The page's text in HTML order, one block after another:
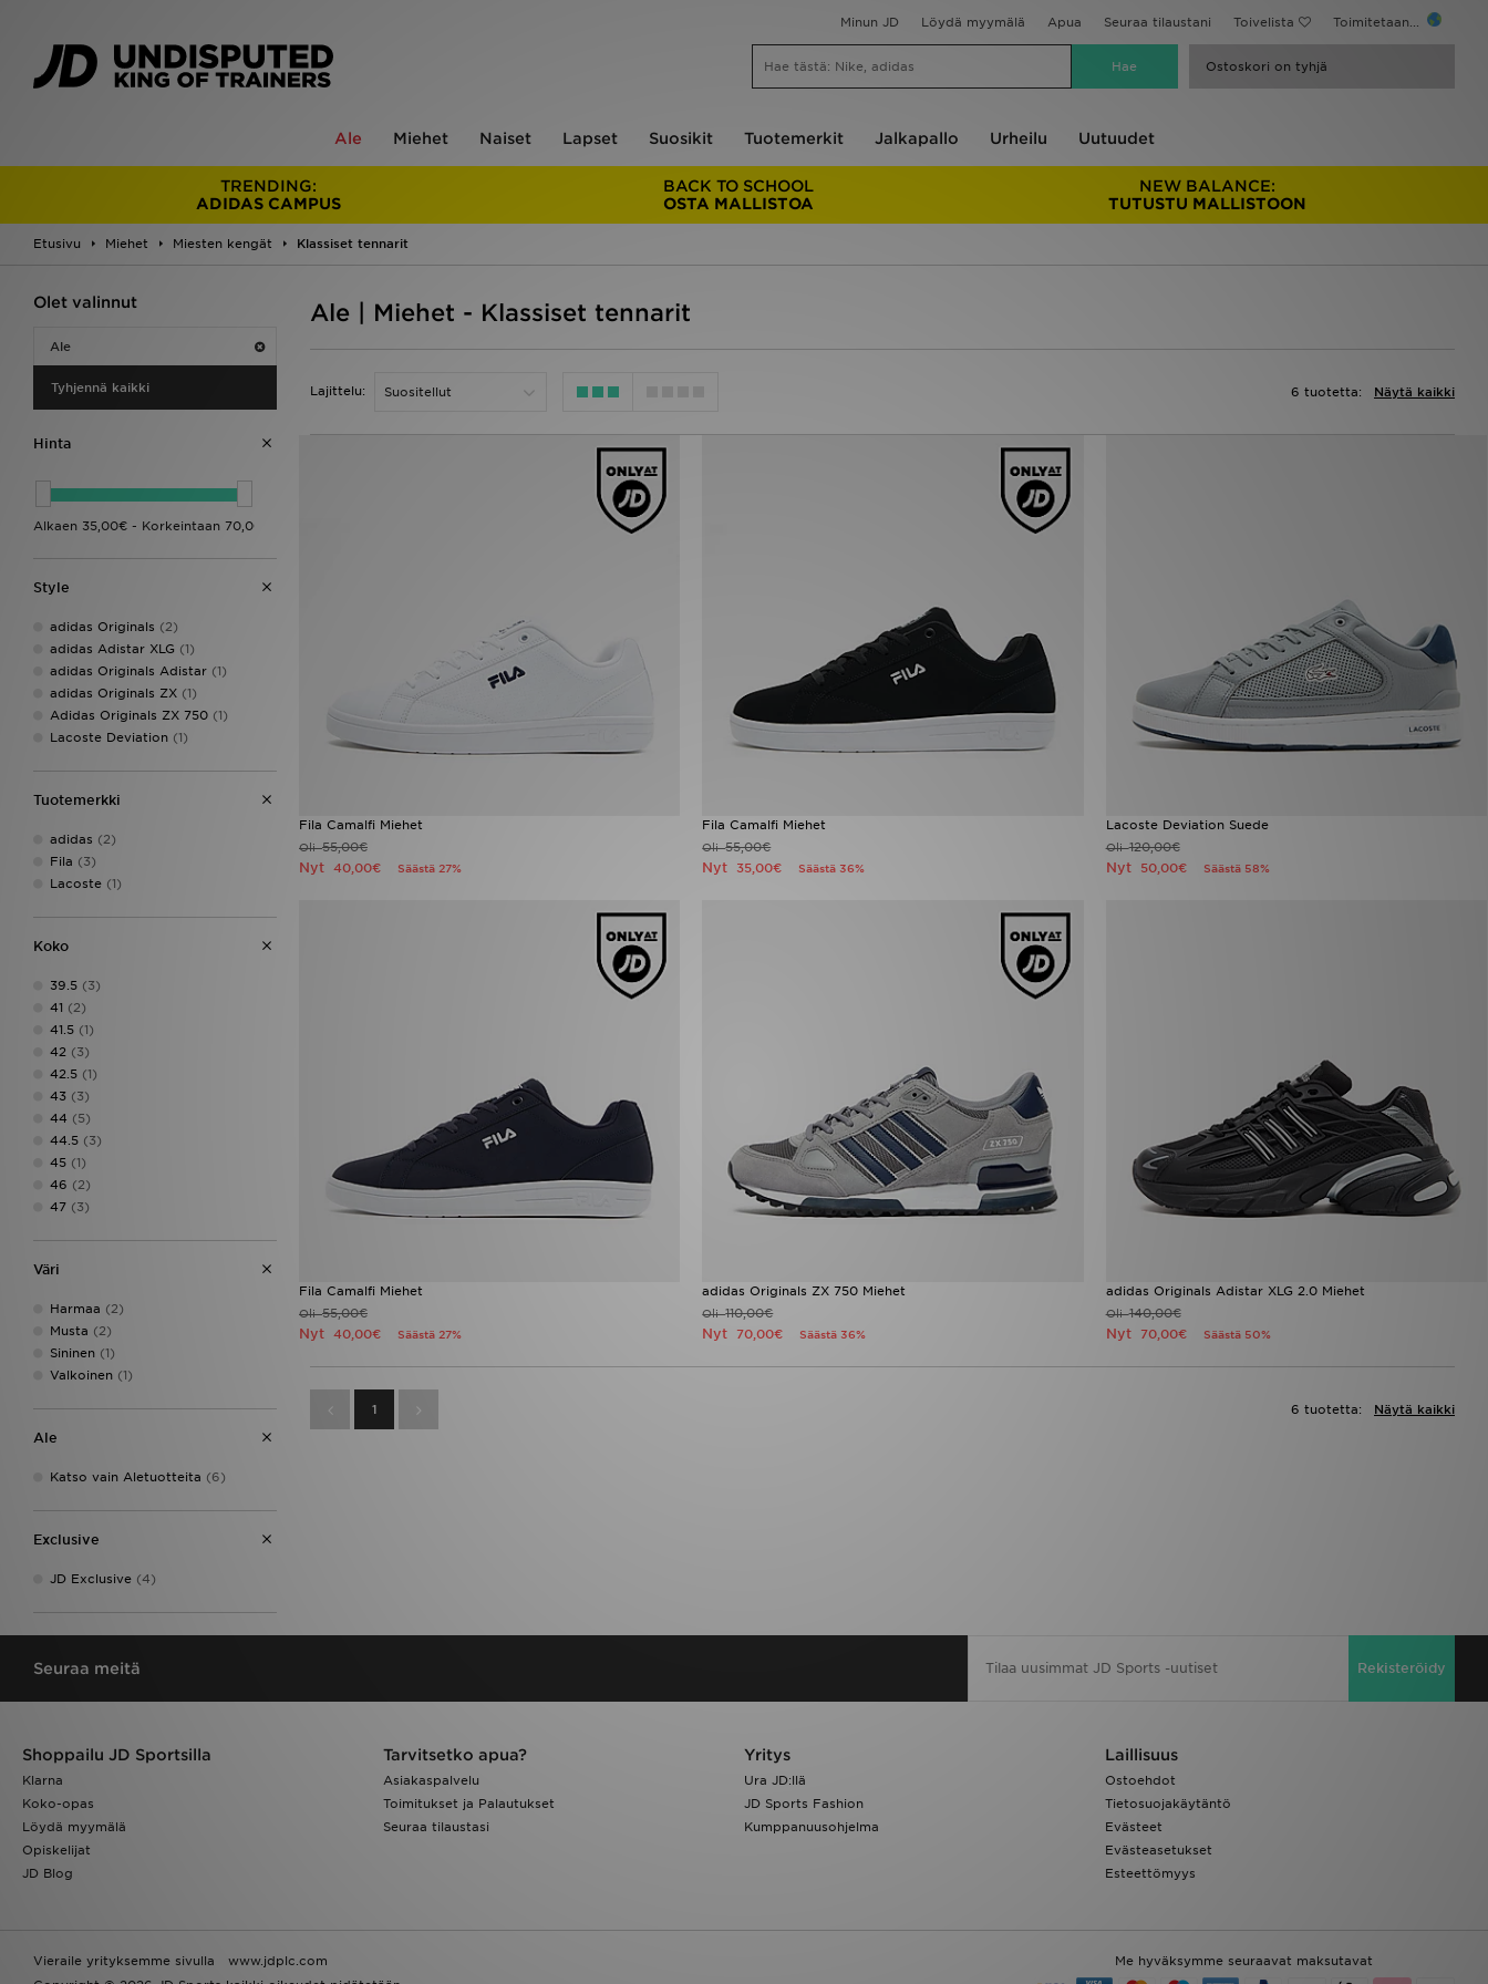
Minun JD Löydä myymälä Apua Seuraa tilaustani Toivelista Toimitetaan...
Ostoskori on tyhjä
Ale Miehet Naiset Lapset Suosikit Tuotemerkit Jalkapallo Urheilu Uutuudet
TRENDING:
ADIDAS CAMPUS
BACK TO SCHOOL
OSTA MALLISTOA
NEW BALANCE:
TUTUSTU MALLISTOON
Etusivu Miehet Miesten kengät Klassiset tennarit
Olet valinnut
Ale
Tyhjennä kaikki
Hinta
Style
adidas Originals (2)
adidas Adistar XLG (1)
adidas Originals Adistar (1)
adidas Originals ZX (1)
Adidas Originals ZX 750 (1)
Lacoste Deviation (1)
Tuotemerkki
adidas (2)
Fila (3)
Lacoste (1)
Koko
39.5 (3)
41 (2)
41.5 (1)
42 (3)
42.5 (1)
43 (3)
44 (5)
44.5 (3)
45 (1)
46 (2)
47 (3)
Väri
Harmaa (2)
Musta (2)
Sininen (1)
Valkoinen (1)
Ale
Katso vain Aletuotteita (6)
Exclusive
JD Exclusive (4)
Ale | Miehet - Klassiset tennarit
Lajittelu: Näytä kaikki
6 tuotetta:
Fila Camalfi Miehet
Oli55,00€
Nyt 40,00€ Säästä 27%
Fila Camalfi Miehet
Oli55,00€
Nyt 35,00€ Säästä 36%
Lacoste Deviation Suede
Oli120,00€
Nyt 50,00€ Säästä 58%
Fila Camalfi Miehet
Oli55,00€
Nyt 40,00€ Säästä 27%
adidas Originals ZX 750 Miehet
Oli110,00€
Nyt 70,00€ Säästä 36%
adidas Originals Adistar XLG 2.0 Miehet
Oli140,00€
Nyt 70,00€ Säästä 50%
1 Näytä kaikki
6 tuotetta:
Seuraa meitä Rekisteröidy
Shoppailu JD Sportsilla
Klarna
Koko-opas
Löydä myymälä
Opiskelijat
JD Blog
Tarvitsetko apua?
Asiakaspalvelu
Toimitukset ja Palautukset
Seuraa tilaustasi
Yritys
Ura JD:llä
JD Sports Fashion
Kumppanuusohjelma
Laillisuus
Ostoehdot
Tietosuojakäytäntö
Evästeet
Evästeasetukset
Esteettömyys
Me hyväksymme seuraavat maksutavat
Vieraile yrityksemme sivulla
www.jdplc.com